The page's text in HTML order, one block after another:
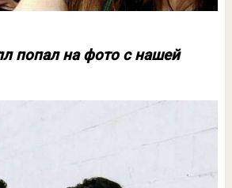
попал на фото с нашей